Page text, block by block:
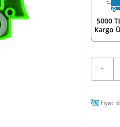
5000
Kargo
Fiyatı